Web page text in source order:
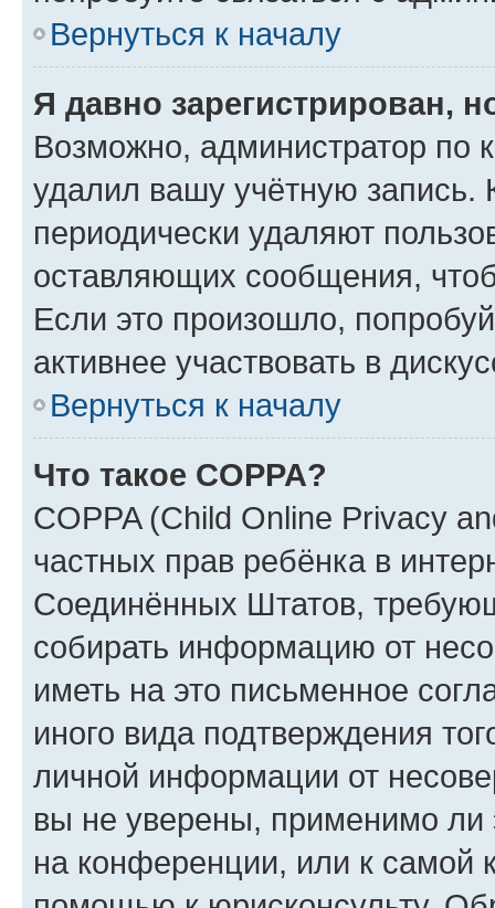
Вернуться к началу
Я давно зарегистрирован,
Возможно, администратор по
удалил вашу учётную запись.
периодически удаляют
оставляющих сообщения,
Если это произошло,
активнее участвовать в
Вернуться к началу
Что такое COPPA?
COPPA (Child Online Privacy
частных прав ребёнка в
Соединённых Штатов,
собирать информацию от
иметь на это письменное
иного вида подтверждения
личной информации от
вы не уверены, применимо ли
на конференции, или к самой